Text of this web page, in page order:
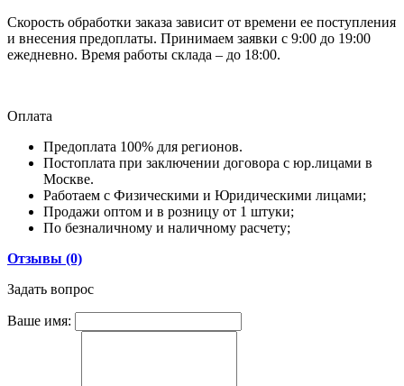
Скорость обработки заказа зависит от времени ее поступления
и внесения предоплаты. Принимаем заявки с 9:00 до 19:00
ежедневно. Время работы склада – до 18:00.
Оплата
Предоплата 100% для регионов.
Постоплата при заключении договора с юр.лицами в
Москве.
Работаем с Физическими и Юридическими лицами;
Продажи оптом и в розницу от 1 штуки;
По безналичному и наличному расчету;
Отзывы (0)
Задать вопрос
Ваше имя: